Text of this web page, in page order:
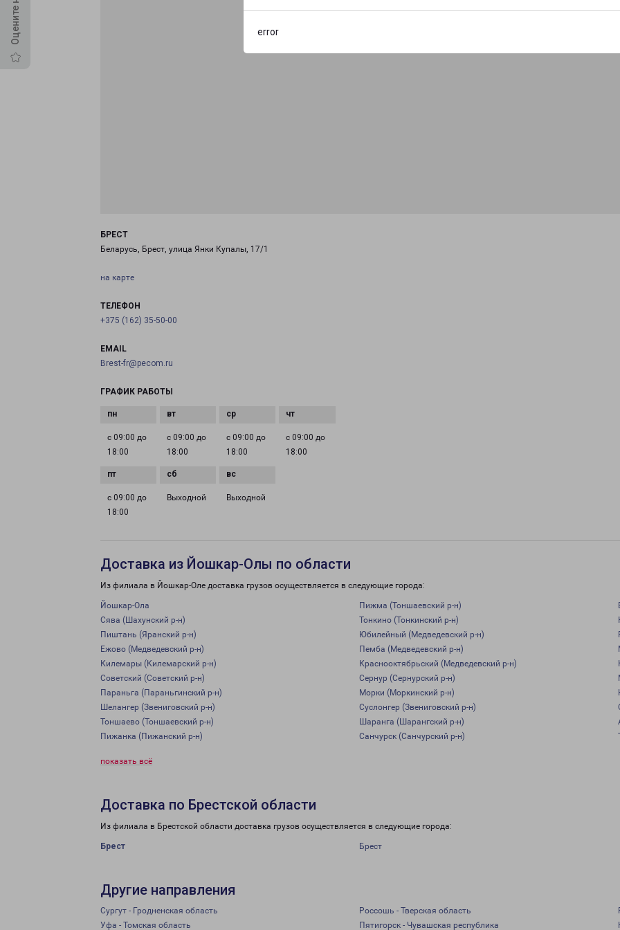
error
БРЕСТ
Беларусь, Брест, улица Янки Купалы, 17/1
на карте
ТЕЛЕФОН
+375 (162) 35-50-00
EMAIL
Brest-fr@pecom.ru
ГРАФИК РАБОТЫ
с 09:00 до
18:00
с 09:00 до
18:00
с 09:00 до
18:00
с 09:00 до
18:00
с 09:00 до
18:00
Выходной Выходной
Доставка из Йошкар-Олы по области
Из филиала в Йошкар-Оле доставка грузов осуществляется в следующие города:
Йошкар-Ола Пижма (Тоншаевский р-н)
Сява (Шахунский р-н)
Тонкино (Тонкинский р-н)
Пиштань (Яранский р-н)
Юбилейный (Медведевский р-н)
Ежово (Медведевский р-н)
Пемба (Медведевский р-н)
Килемары (Килемарский р-н)
Краснооктябрьский (Медведевский р-н)
Советский (Советский р-н)
Сернур (Сернурский р-н)
Параньга (Параньгинский р-н)
Морки (Моркинский р-н)
Шелангер (Звениговский р-н)
Суслонгер (Звениговский р-н)
Тоншаево (Тоншаевский р-н)
Шаранга (Шарангский р-н)
Пижанка (Пижанский р-н)
Санчурск (Санчурский р-н)
показать всё
Доставка по Брестской области
Из филиала в Брестской области доставка грузов осуществляется в следующие города:
Брест Брест
Другие направления
Сургут - Гродненская область Россошь - Тверская область
Уфа - Томская область
Пятигорск - Чувашская республика